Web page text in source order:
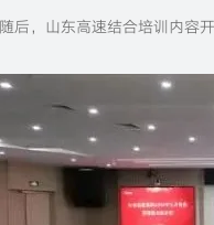
随后，山东高速结合培训内容